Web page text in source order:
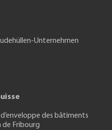
Unternehmen
d’enveloppe des bâtiments
de Fribourg